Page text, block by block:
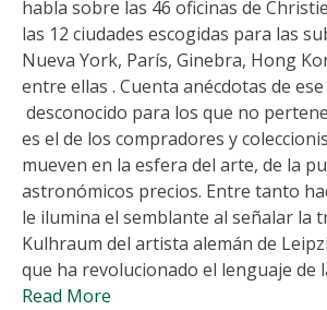
habla sobre las 46 oficinas de
las 12 ciudades escogidas para las
Nueva York, París, Ginebra, Hong
entre ellas . Cuenta anécdotas de
desconocido para los que no
es el de los compradores y
mueven en la esfera del arte, de la
astronómicos precios. Entre tanto
le ilumina el semblante al señalar la
Kulhraum del artista alemán de
que ha revolucionado el lenguaje de
Read More